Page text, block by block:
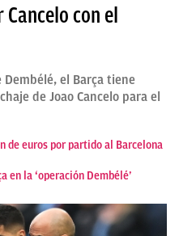
con el
el Barça tiene
de Joao Cancelo para el
de euros por partido al Barcelona
en la ‘operación Dembélé’